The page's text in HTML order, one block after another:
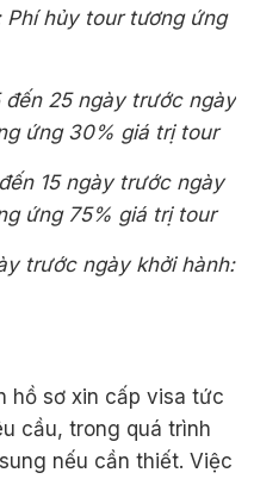
hủy tour tương ứng
25 ngày trước ngày
ứng 30% giá trị tour
15 ngày trước ngày
ứng 75% giá trị tour
trước ngày khởi hành:
hồ sơ xin cấp visa tức
cầu, trong quá trình
nếu cần thiết. Việc